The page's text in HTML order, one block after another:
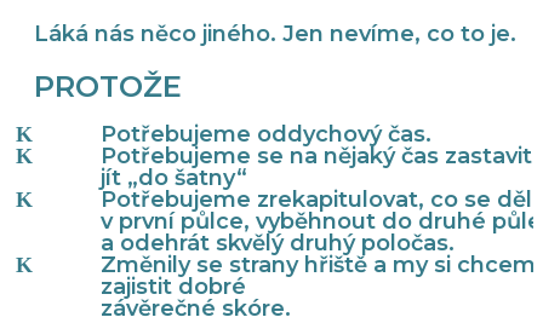
Láká nás něco jiného. Jen nevíme, co to je.
PROTOŽE
Potřebujeme oddychový čas.
Potřebujeme se na nějaký čas zastavit
jít „do šatny“
Potřebujeme zrekapitulovat, co se
v první půlce, vyběhnout do druhé půle
a odehrát skvělý druhý poločas.
Změnily se strany hřiště a my si
zajistit dobré
závěrečné skóre.